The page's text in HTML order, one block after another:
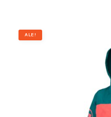
ALE!